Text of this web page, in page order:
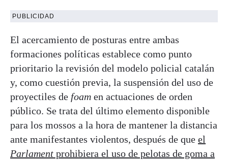
PUBLICIDAD
El acercamiento de posturas entre ambas
formaciones políticas establece como punto
prioritario la revisión del modelo policial catalán
y, como cuestión previa, la suspensión del uso de
proyectiles de foam en actuaciones de orden
público. Se trata del último elemento disponible
para los mossos a la hora de mantener la distancia
ante manifestantes violentos, después de que el
Parlament prohibiera el uso de pelotas de goma a